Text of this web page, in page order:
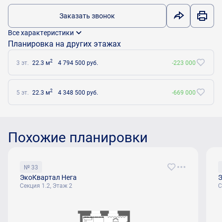
Заказать звонок
Все характеристики
Планировка на других этажах
3 эт. 22.3 м2 4 794 500 руб. -223 000
5 эт. 22.3 м2 4 348 500 руб. -669 000
Похожие планировки
№ 33
ЭкоКвартал Нега
Секция 1.2, Этаж 2